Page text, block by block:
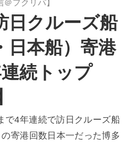
＠フクリパ】
日クルーズ船
日本船）寄港
続トップ
で4年連続で訪日クルーズ船
の寄港回数日本一だった博多